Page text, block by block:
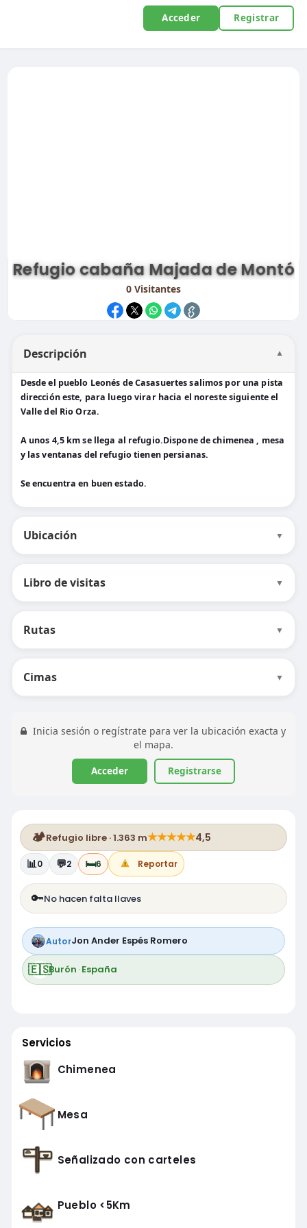
Acceder Registrar
Refugio cabaña Majada de Montó
0Visitantes
Descripción ▼
Desde el pueblo Leonés de Casasuertes salimos por una pista
dirección este, para luego virar hacia el noreste siguiente el
Valle del Rio Orza.
A unos 4,5 km se llega al refugio.Dispone de chimenea , mesa
y las ventanas del refugio tienen persianas.
Se encuentra en buen estado.
Ubicación ▼
Libro de visitas ▼
Rutas ▼
Cimas ▼
Inicia sesión o regístrate para ver la ubicación exacta y
el mapa.
Acceder Registrarse
🏕️Refugio libre · 1.363 m★★★★★4,5
📊0 💬2 🛏️6 Reportar
🔑No hacen falta llaves
AutorJon Ander Espés Romero
🇪🇸Burón ·España
Servicios
Chimenea
Mesa
Señalizado con carteles
Pueblo <5Km